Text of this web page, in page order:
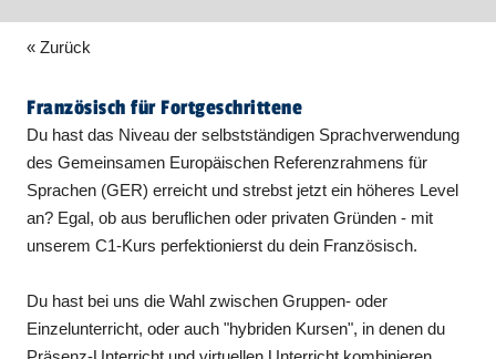
« Zurück
Französisch für Fortgeschrittene
Du hast das Niveau der selbstständigen Sprachverwendung
des Gemeinsamen Europäischen Referenzrahmens für
Sprachen (GER) erreicht und strebst jetzt ein höheres Level
an? Egal, ob aus beruflichen oder privaten Gründen - mit
unserem C1-Kurs perfektionierst du dein Französisch.
Du hast bei uns die Wahl zwischen Gruppen- oder
Einzelunterricht, oder auch "hybriden Kursen", in denen du